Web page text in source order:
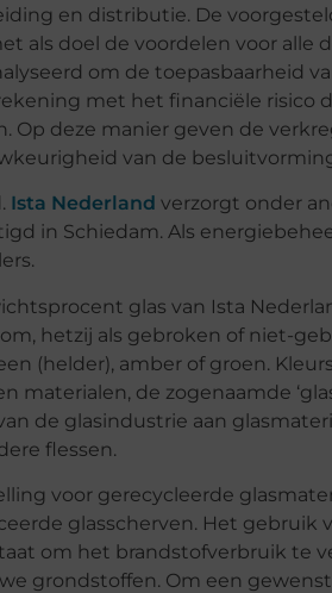
en distributie. De
als doel de voordelen voor alle
om de toepasbaarheid
met het financiële risico
Op deze manier geven de
van de
Ista Nederland verzorgt onder
in Schiedam. Als
glas van Ista
hetzij als gebroken of niet-
(helder), amber of groen.
de zogenaamde
de glasindustrie aan
flessen.
voor gerecycleerde
glasscherven. Het gebruik
om het brandstofverbruik te
grondstoffen. Om een